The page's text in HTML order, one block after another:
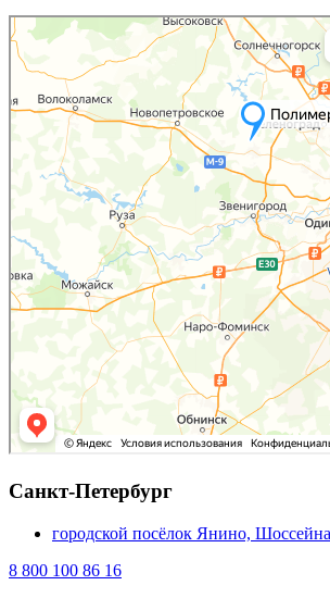
Санкт-Петербург
городской посёлок Янино,
8 800 100 86 16